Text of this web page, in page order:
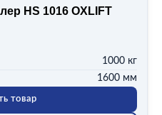
HS 1016 OXLIFT
1000 кг
1600 мм
товар